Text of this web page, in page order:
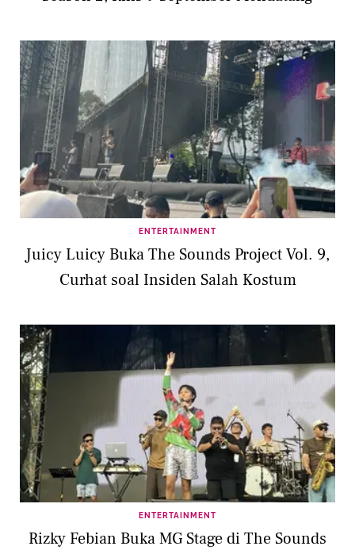
ENTERTAINMENT
Juicy Luicy Buka The Sounds Project Vol. 9,
Curhat soal Insiden Salah Kostum
ENTERTAINMENT
Rizky Febian Buka MG Stage di The Sounds